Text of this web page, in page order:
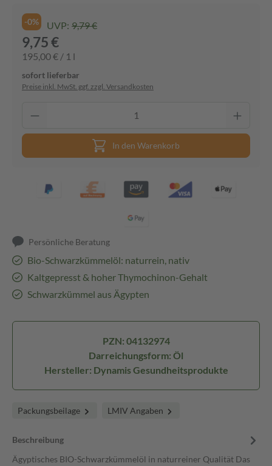
-0% UVP: 9,79 €
9,75 €
195,00 € / 1 l
sofort lieferbar
Preise inkl. MwSt. ggf. zzgl. Versandkosten
In den Warenkorb
Persönliche Beratung
Bio-Schwarzkümmelöl: naturrein, nativ
Kaltgepresst & hoher Thymochinon-Gehalt
Schwarzkümmel aus Ägypten
PZN: 04132974
Darreichungsform: Öl
Hersteller: Dynamis Gesundheitsprodukte
Packungsbeilage LMIV Angaben
Beschreibung
Ägyptisches BIO-Schwarzkümmelöl in naturreiner Qualität Das